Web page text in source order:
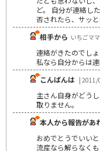
ど。 自分が連絡し
否されたら、サッと
相手から いちごマ
連絡がきたのでし
私なら自分からは連
こんばんは |
主さん自身がどう
取りません。
本人から報告があ
おめでとうでいい
流産なら解らなく